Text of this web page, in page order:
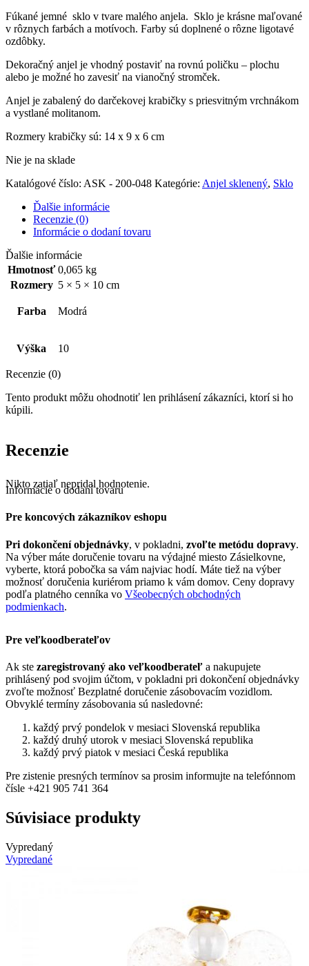
Fúkané jemné sklo v tvare malého anjela. Sklo je krásne maľované
v rôznych farbách a motívoch. Farby sú doplnené o rôzne ligotavé
ozdôbky.
Dekoračný anjel je vhodný postaviť na rovnú poličku – plochu
alebo je možné ho zavesiť na vianočný stromček.
Anjel je zabalený do darčekovej krabičky s priesvitným vrchnákom
a vystlané molitanom.
Rozmery krabičky sú: 14 x 9 x 6 cm
Nie je na sklade
Katalógové číslo: ASK - 200-048 Kategórie: Anjel sklenený, Sklo
Ďalšie informácie
Recenzie (0)
Informácie o dodaní tovaru
Ďalšie informácie
Hmotnosť 0,065 kg
Rozmery 5 × 5 × 10 cm
Farba Modrá
Výška 10
Recenzie (0)
Recenzie
Nikto zatiaľ nepridal hodnotenie.
Tento produkt môžu ohodnotiť len prihlásení zákazníci, ktorí si ho
kúpili.
Informácie o dodaní tovaru
Pre koncových zákazníkov eshopu
Pri dokončení objednávky, v pokladni, zvoľte metódu dopravy.
Na výber máte doručenie tovaru na výdajné miesto Zásielkovne,
vyberte, ktorá pobočka sa vám najviac hodí. Máte tiež na výber
možnosť doručenia kuriérom priamo k vám domov. Ceny dopravy
podľa platného cenníka vo Všeobecných obchodných
podmienkach.
Pre veľkoodberateľov
Ak ste zaregistrovaný ako veľkoodberateľ a nakupujete
prihlásený pod svojim účtom, v pokladni pri dokončení objednávky
zvoľte možnosť Bezplatné doručenie zásobovacím vozidlom.
Obvyklé termíny zásobovania sú nasledovné:
každý prvý pondelok v mesiaci Slovenská republika
každý druhý utorok v mesiaci Slovenská republika
každý prvý piatok v mesiaci Česká republika
Pre zistenie presných termínov sa prosim informujte na telefónnom
čísle +421 905 741 364
Súvisiace produkty
Vypredaný
Vypredané